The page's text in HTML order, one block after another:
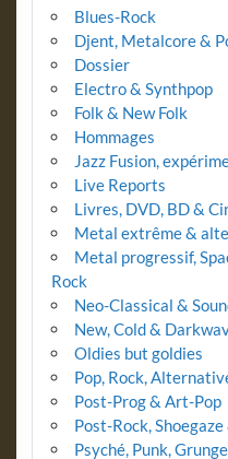
Blues-Rock
Djent, Metalcore &
Dossier
Electro & Synthpop
Folk & New Folk
Hommages
Jazz Fusion,
Live Reports
Livres, DVD, BD &
Metal extrême &
Metal progressif,
Rock
Neo-Classical &
New, Cold &
Oldies but goldies
Pop, Rock,
Post-Prog & Art-Pop
Post-Rock,
Psyché, Punk,